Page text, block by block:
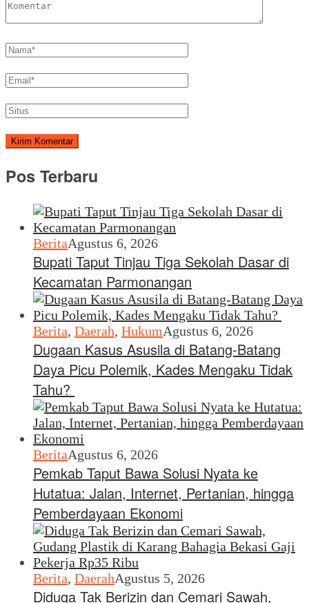
Pos Terbaru
BeritaAgustus 6, 2026
Bupati Taput Tinjau Tiga Sekolah Dasar di
Kecamatan Parmonangan
Berita, Daerah, HukumAgustus 6, 2026
Dugaan Kasus Asusila di Batang-Batang
Daya Picu Polemik, Kades Mengaku Tidak
Tahu?
BeritaAgustus 6, 2026
Pemkab Taput Bawa Solusi Nyata ke
Hutatua: Jalan, Internet, Pertanian, hingga
Pemberdayaan Ekonomi
Berita, DaerahAgustus 5, 2026
Diduga Tak Berizin dan Cemari Sawah,